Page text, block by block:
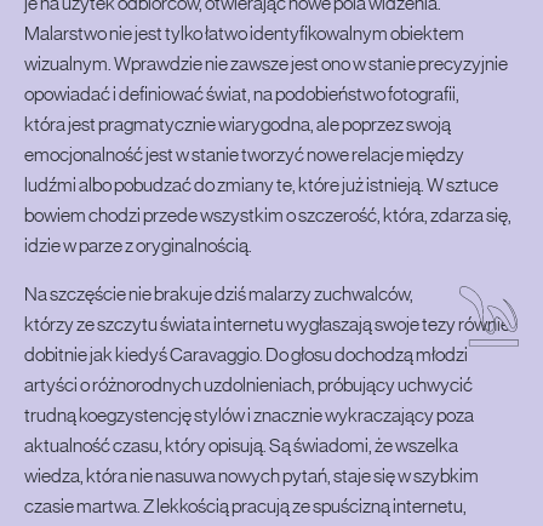
Malarstwo nie jest tylko łatwo identyfikowalnym obiektem
wizualnym. Wprawdzie nie zawsze jest ono w stanie precyzyjnie
opowiadać i definiować świat, na podobieństwo fotografii,
która jest pragmatycznie wiarygodna, ale poprzez swoją
emocjonalność jest w stanie tworzyć nowe relacje między
ludźmi albo pobudzać do zmiany te, które już istnieją. W sztuce
bowiem chodzi przede wszystkim o szczerość, która, zdarza się,
idzie w parze z oryginalnością.
Na szczęście nie brakuje dziś malarzy zuchwalców,
którzy ze szczytu świata internetu wygłaszają swoje tezy równie
dobitnie jak kiedyś Caravaggio. Do głosu dochodzą młodzi
artyści o różnorodnych uzdolnieniach, próbujący uchwycić
trudną koegzystencję stylów i znacznie wykraczający poza
aktualność czasu, który opisują. Są świadomi, że wszelka
wiedza, która nie nasuwa nowych pytań, staje się w szybkim
czasie martwa. Z lekkością pracują ze spuścizną internetu,